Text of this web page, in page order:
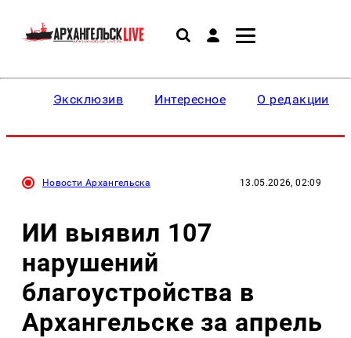
Эксклюзив Интересное О редакции
Новости Архангельска 13.05.2026, 02:09
ИИ выявил 107
нарушений
благоустройства в
Архангельске за апрель